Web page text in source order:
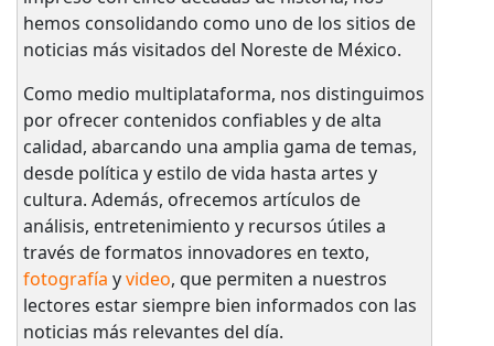
hemos consolidando como uno de los sitios de
noticias más visitados del Noreste de México.
Como medio multiplataforma, nos distinguimos
por ofrecer contenidos confiables y de alta
calidad, abarcando una amplia gama de temas,
desde política y estilo de vida hasta artes y
cultura. Además, ofrecemos artículos de
análisis, entretenimiento y recursos útiles a
través de formatos innovadores en texto,
fotografía yvideo, que permiten a nuestros
lectores estar siempre bien informados con las
noticias más relevantes del día.